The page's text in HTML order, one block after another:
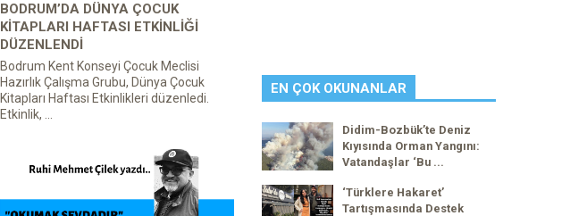
BODRUM’DA DÜNYA ÇOCUK
KİTAPLARI HAFTASI ETKİNLİĞİ
DÜZENLENDİ
Bodrum Kent Konseyi Çocuk Meclisi
Hazırlık Çalışma Grubu, Dünya Çocuk
Kitapları Haftası Etkinlikleri düzenledi.
Etkinlik, ...
EN ÇOK OKUNANLAR
Didim-Bozbük’te Deniz
Kıyısında Orman Yangını:
Vatandaşlar ‘Bu ...
‘Türklere Hakaret’
Tartışmasında Destek